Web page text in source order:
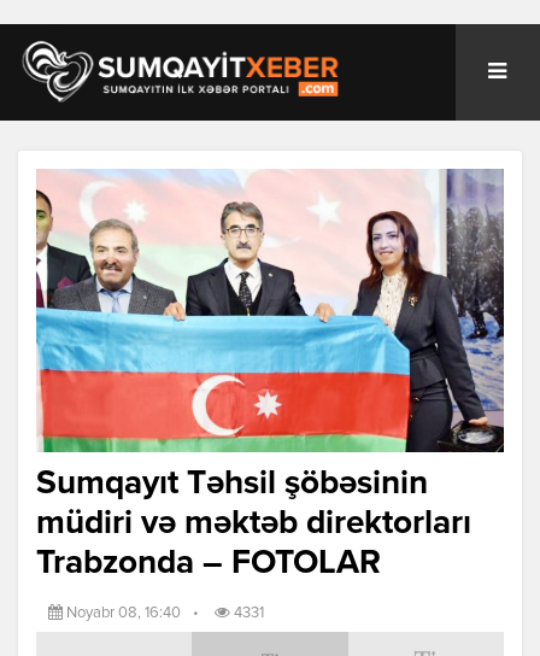
Sumqayıt Təhsil şöbəsinin
müdiri və məktəb direktorları
Trabzonda – FOTOLAR
Noyabr 08, 16:40 • 4331